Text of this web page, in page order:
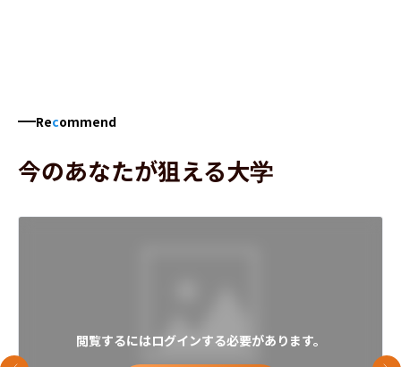
Recommend
今のあなたが狙える大学
閲覧するにはログインする必要があります。